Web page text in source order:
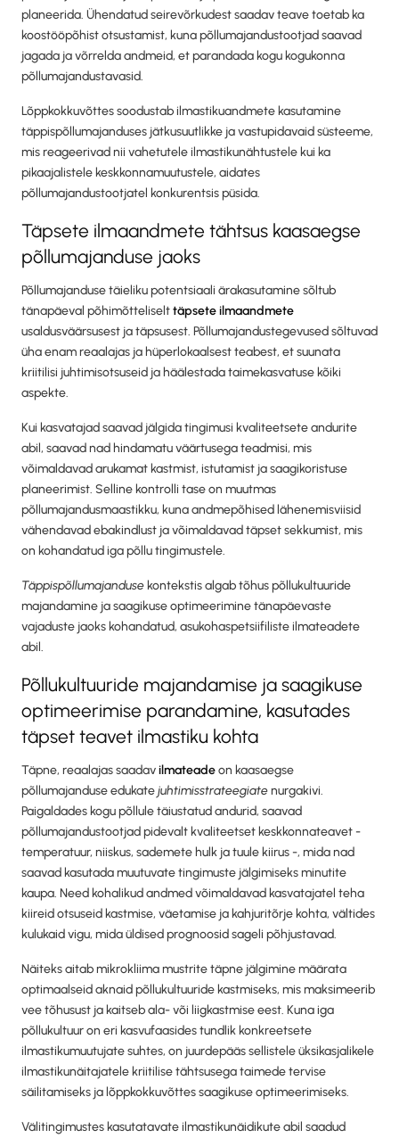
planeerida. Ühendatud seirevõrkudest saadav teave toetab ka
koostööpõhist otsustamist, kuna põllumajandustootjad saavad
jagada ja võrrelda andmeid, et parandada kogu kogukonna
põllumajandustavasid.
Lõppkokkuvõttes soodustab ilmastikuandmete kasutamine
täppispõllumajanduses jätkusuutlikke ja vastupidavaid süsteeme,
mis reageerivad nii vahetutele ilmastikunähtustele kui ka
pikaajalistele keskkonnamuutustele, aidates
põllumajandustootjatel konkurentsis püsida.
Täpsete ilmaandmete tähtsus kaasaegse
põllumajanduse jaoks
Põllumajanduse täieliku potentsiaali ärakasutamine sõltub
tänapäeval põhimõtteliselttäpsete ilmaandmete
usaldusväärsusest ja täpsusest. Põllumajandustegevused sõltuvad
üha enam reaalajas ja hüperlokaalsest teabest, et suunata
kriitilisi juhtimisotsuseid ja häälestada taimekasvatuse kõiki
aspekte.
Kui kasvatajad saavad jälgida tingimusi kvaliteetsete andurite
abil, saavad nad hindamatu väärtusega teadmisi, mis
võimaldavad arukamat kastmist, istutamist ja saagikoristuse
planeerimist. Selline kontrolli tase on muutmas
põllumajandusmaastikku, kuna andmepõhised lähenemisviisid
vähendavad ebakindlust ja võimaldavad täpset sekkumist, mis
on kohandatud iga põllu tingimustele.
Täppispõllumajanduse kontekstis algab tõhus põllukultuuride
majandamine ja saagikuse optimeerimine tänapäevaste
vajaduste jaoks kohandatud, asukohaspetsiifiliste ilmateadete
abil.
Põllukultuuride majandamise ja saagikuse
optimeerimise parandamine, kasutades
täpset teavet ilmastiku kohta
Täpne, reaalajas saadavilmateadeon kaasaegse
põllumajanduse edukatejuhtimisstrateegiatenurgakivi.
Paigaldades kogu põllule täiustatud andurid, saavad
põllumajandustootjad pidevalt kvaliteetset keskkonnateavet -
temperatuur, niiskus, sademete hulk ja tuule kiirus -, mida nad
saavad kasutada muutuvate tingimuste jälgimiseks minutite
kaupa. Need kohalikud andmed võimaldavad kasvatajatel teha
kiireid otsuseid kastmise, väetamise ja kahjuritõrje kohta, vältides
kulukaid vigu, mida üldised prognoosid sageli põhjustavad.
Näiteks aitab mikrokliima mustrite täpne jälgimine määrata
optimaalseid aknaid põllukultuuride kastmiseks, mis maksimeerib
vee tõhusust ja kaitseb ala- või liigkastmise eest. Kuna iga
põllukultuur on eri kasvufaasides tundlik konkreetsete
ilmastikumuutujate suhtes, on juurdepääs sellistele üksikasjalikele
ilmastikunäitajatele kriitilise tähtsusega taimede tervise
säilitamiseks ja lõppkokkuvõttes saagikuse optimeerimiseks.
Välitingimustes kasutatavate ilmastikunäidikute abil saadud